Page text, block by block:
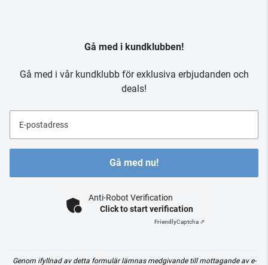
Gå med i kundklubben!
Gå med i vår kundklubb för exklusiva erbjudanden och
deals!
E-postadress
Gå med nu!
Anti-Robot Verification
Click to start verification
FriendlyCaptcha ⇗
Genom ifyllnad av detta formulär lämnas medgivande till mottagande av e-